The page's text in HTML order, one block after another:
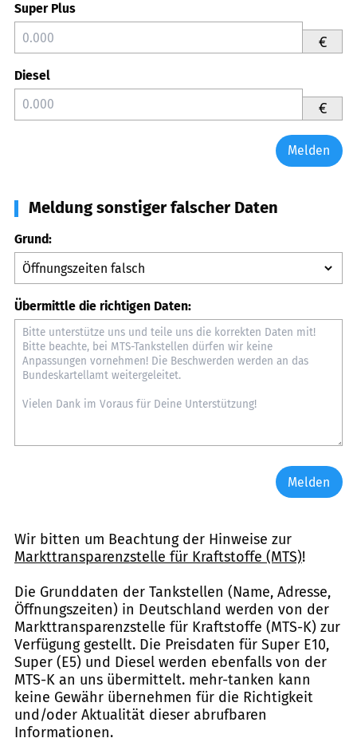
Super Plus
€
Diesel
€
Melden
Meldung sonstiger falscher Daten
Grund:
Übermittle die richtigen Daten:
Melden
Wir bitten um Beachtung der Hinweise zur
Markttransparenzstelle für Kraftstoffe (MTS)!
Die Grunddaten der Tankstellen (Name, Adresse,
Öffnungszeiten) in Deutschland werden von der
Markttransparenzstelle für Kraftstoffe (MTS-K) zur
Verfügung gestellt. Die Preisdaten für Super E10,
Super (E5) und Diesel werden ebenfalls von der
MTS-K an uns übermittelt. mehr-tanken kann
keine Gewähr übernehmen für die Richtigkeit
und/oder Aktualität dieser abrufbaren
Informationen.